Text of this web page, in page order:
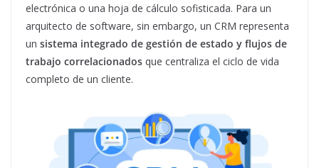
electrónica o una hoja de cálculo sofisticada. Para un
arquitecto de software, sin embargo, un CRM representa
un sistema integrado de gestión de estado y flujos de
trabajo correlacionados que centraliza el ciclo de vida
completo de un cliente.